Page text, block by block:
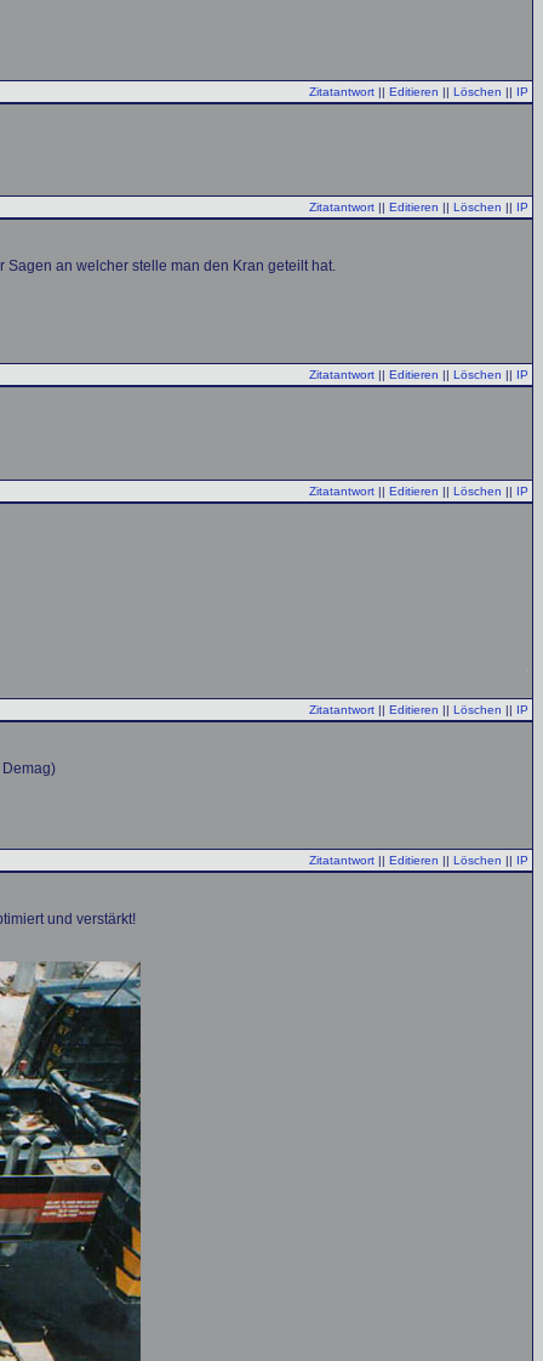
Zitatantwort || Editieren || Löschen || IP
Zitatantwort || Editieren || Löschen || IP
an welcher stelle man den Kran geteilt hat.
Zitatantwort || Editieren || Löschen || IP
Zitatantwort || Editieren || Löschen || IP
Zitatantwort || Editieren || Löschen || IP
Zitatantwort || Editieren || Löschen || IP
und verstärkt!